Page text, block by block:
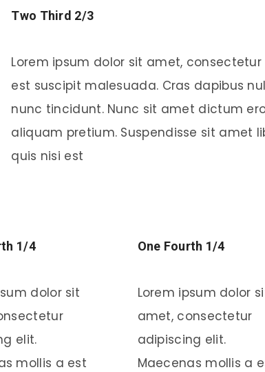
Two Third 2/3
Lorem ipsum dolor sit amet,
est suscipit malesuada. Cras dapibus
nunc tincidunt. Nunc sit amet dictum
aliquam pretium. Suspendisse sit amet
quis nisi est
1/4
dolor sit
elit.
mollis a est
One Fourth 1/4
Lorem ipsum dolor
amet, consectetur
adipiscing elit.
Maecenas mollis a